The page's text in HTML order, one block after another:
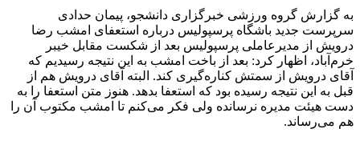
به گزارش گروه ورزشی خبرگزاری دانشجو، پیمان حدادی
سرپرست جدید باشگاه پرسپولیس درباره استعفای امشب رضا
درویش از مدیرعاملی پرسپولیس بعد از شکست مقابل خیبر
خرم‌آباد، اظهار کرد: بعد از باخت امشب به این نتیجه رسیدیم که
آقای درویش از سمتش کناره‌گیری کند. البته آقای درویش هم از
قبل به این نتیجه رسیده بود که استعفا بدهد. هنوز متن استعفا را به
دست هیئت مدیره نرسانده ولی فکر می‌کنم تا امشب مکتوب آن را
هم می‌رساند.